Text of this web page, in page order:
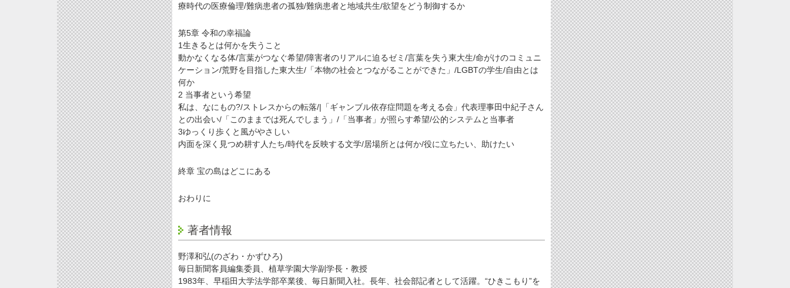
療時代の医療倫理/難病患者の孤独/難病患者と地域共生/欲望をどう制御するか
第5章 令和の幸福論
1生きるとは何かを失うこと
動かなくなる体/言葉がつなぐ希望/障害者のリアルに迫るゼミ/言葉を失う東大生/命がけのコミュニ
ケーション/荒野を目指した東大生/「本物の社会とつながることができた」/LGBTの学生/自由とは
何か
2 当事者という希望
私は、なにもの?/ストレスからの転落/|「ギャンブル依存症問題を考える会」代表理事田中紀子さん
との出会い/「このままでは死んでしまう」/「当事者」が照らす希望/公的システムと当事者
3ゆっくり歩くと風がやさしい
内面を深く見つめ耕す人たち/時代を反映する文学/居場所とは何か/役に立ちたい、助けたい
終章 宝の島はどこにある
おわりに
著者情報
野澤和弘(のざわ・かずひろ)
毎日新聞客員編集委員、植草学園大学副学長・教授
1983年、早稲田大学法学部卒業後、毎日新聞入社。長年、社会部記者として活躍。“ひきこもり”を